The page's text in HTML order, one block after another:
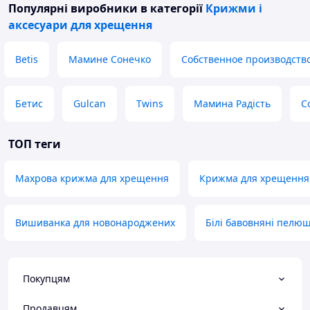
Популярні виробники в категорії Крижми і
аксесуари для хрещення
Betis Мамине Сонечко Собственное
Бетис Gulcan Twins Мамина Радість
ТОП теги
Махрова крижма для хрещення Крижма для хрещення
Вишиванка для новонароджених Білі бавовняні
Покупцям